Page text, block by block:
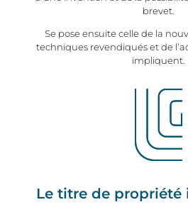
brevet.
Se pose ensuite celle de la
techniques revendiqués et de
impliquent.
Le titre de